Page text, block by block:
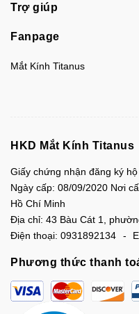
Trợ giúp
Fanpage
Mắt Kính Titanus
HKD Mắt Kính Titanus
Giấy chứng nhận đăng ký
Ngày cấp: 08/09/2020 Nơi
Hồ Chí Minh
Địa chỉ: 43 Bàu Cát 1,
Điện thoại: 0931892134
Phương thức thanh